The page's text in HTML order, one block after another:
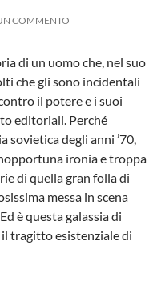
COMMENTO
di un uomo che, nel suo
che gli sono incidentali
il potere e i suoi
editoriali. Perché
sovietica degli anni ’70,
ironia e troppa
di quella gran folla di
messa in scena
è questa galassia di
tragitto esistenziale di